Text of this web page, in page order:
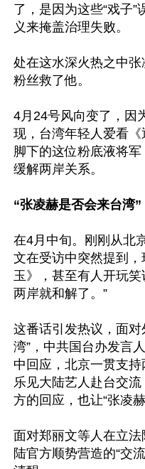
了，是因为这些“戏子
义来掩盖治理失败。
处在这水深火热之中
粉丝救了他。
4月24号风向变了，因
现，台湾年轻人爱看
脚下的这位粉底液将
缓解两岸关系。
“张凌赫是否会来台湾
在4月中旬。刚刚从北
文在受访中突然提到
玉》，甚至有人开玩笑
两岸就和解了。”
这番话引发热议，面对
湾”，中共国台办发言
中回应，北京一贯支持
乐见大陆艺人赴台交
方的回应，也让“张凌
面对郑丽文等人在立法
陆官方顺势营造的“交